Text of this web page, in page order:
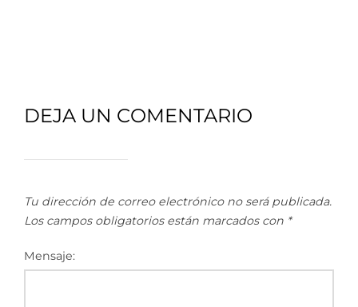
DEJA UN COMENTARIO
Tu dirección de correo electrónico no será publicada.
Los campos obligatorios están marcados con *
Mensaje: